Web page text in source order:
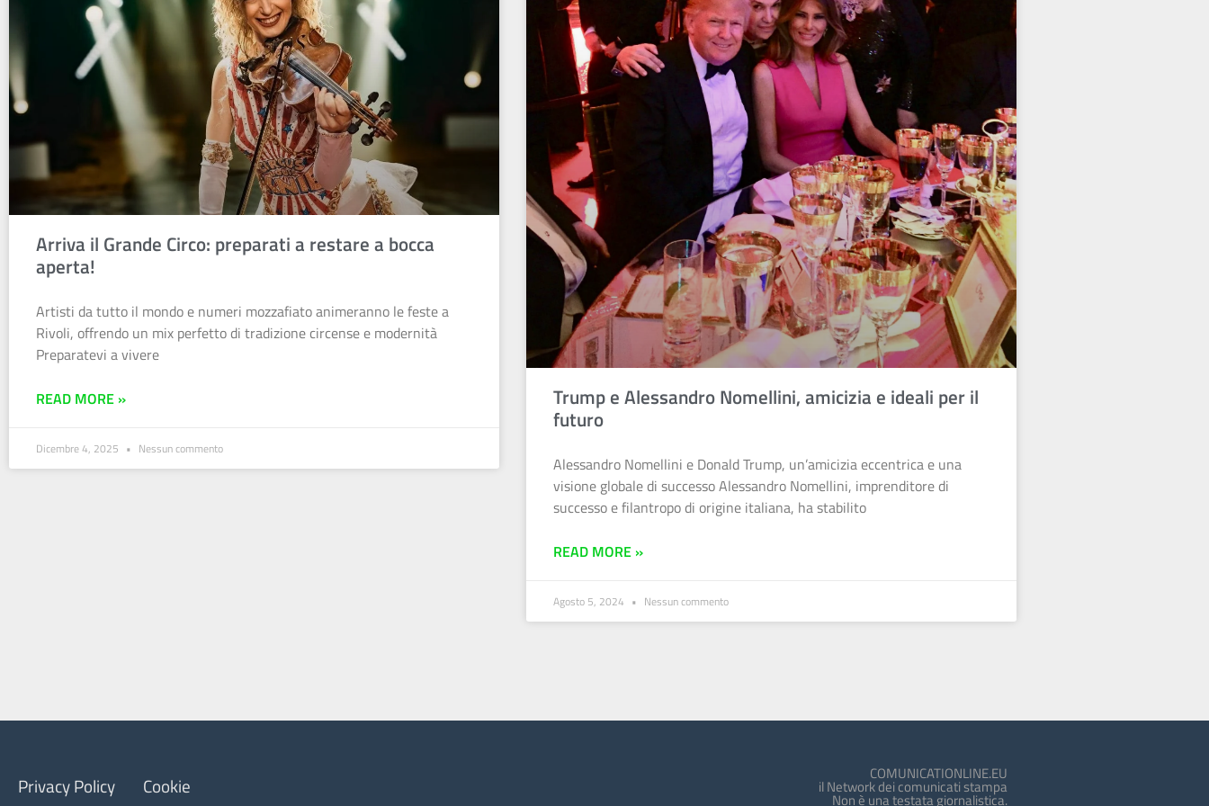
Arriva il Grande Circo: preparati a restare a bocca
aperta!
Artisti da tutto il mondo e numeri mozzafiato animeranno le feste a
Rivoli, offrendo un mix perfetto di tradizione circense e modernità
Preparatevi a vivere
READ MORE »
Dicembre 4, 2025 Nessun commento
Trump e Alessandro Nomellini, amicizia e ideali per il
futuro
Alessandro Nomellini e Donald Trump, un’amicizia eccentrica e una
visione globale di successo Alessandro Nomellini, imprenditore di
successo e filantropo di origine italiana, ha stabilito
READ MORE »
Agosto 5, 2024 Nessun commento
Privacy Policy Cookie COMUNICATIONLINE.EU
il Network dei comunicati stampa
Non è una testata giornalistica.